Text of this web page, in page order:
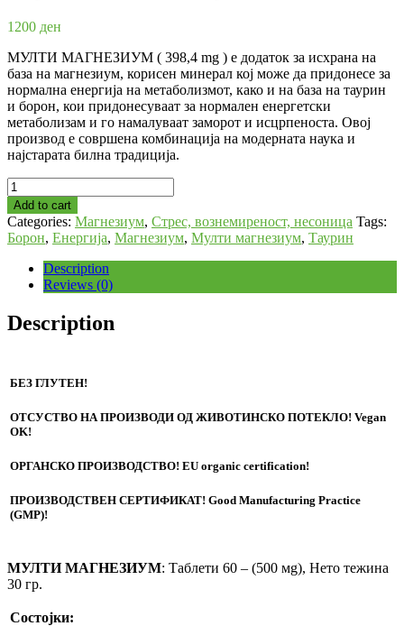
1200 ден
МУЛТИ МАГНЕЗИУМ ( 398,4 mg ) е додаток за исхрана на
база на магнезиум, корисен минерал кој може да придонесе за
нормална енергија на метаболизмот, како и на база на таурин
и борон, кои придонесуваат за нормален енергетски
метаболизам и го намалуваат заморот и исцрпеноста. Овој
производ е совршена комбинација на модерната наука и
најстарата билна традиција.
Мулти
Магнезиум
quantity
Add to cart
Categories: Магнезиум, Стрес, вознемиреност, несоница Tags:
Борон, Енергија, Магнезиум, Мулти магнезиум, Таурин
Description
Reviews (0)
Description
БЕЗ ГЛУТЕН!
ОТСУСТВО НА ПРОИЗВОДИ ОД ЖИВОТИНСКО ПОТЕКЛО! Vegan
OK!
ОРГАНСКО ПРОИЗВОДСТВО! EU organic certification!
ПРОИЗВОДСТВЕН СЕРТИФИКАТ! Good Manufacturing Practice
(GMP)!
МУЛТИ МАГНЕЗИУМ: Таблети 60 – (500 мg), Нето тежина
30 гр.
Состојки: